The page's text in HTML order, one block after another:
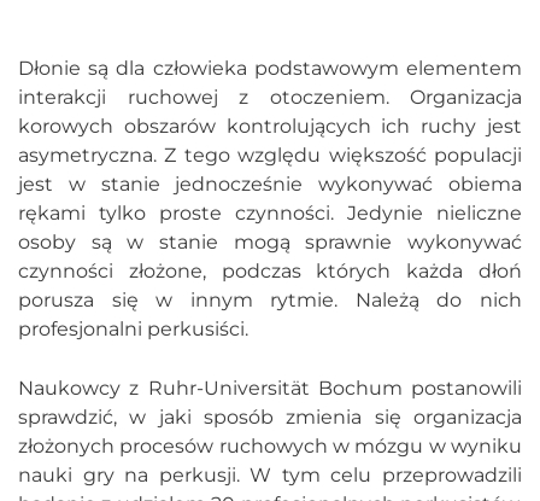
Dłonie są dla człowieka podstawowym elementem
interakcji ruchowej z otoczeniem. Organizacja
korowych obszarów kontrolujących ich ruchy jest
asymetryczna. Z tego względu większość populacji
jest w stanie jednocześnie wykonywać obiema
rękami tylko proste czynności. Jedynie nieliczne
osoby są w stanie mogą sprawnie wykonywać
czynności złożone, podczas których każda dłoń
porusza się w innym rytmie. Należą do nich
profesjonalni perkusiści.
Naukowcy z Ruhr-Universität Bochum postanowili
sprawdzić, w jaki sposób zmienia się organizacja
złożonych procesów ruchowych w mózgu w wyniku
nauki gry na perkusji. W tym celu przeprowadzili